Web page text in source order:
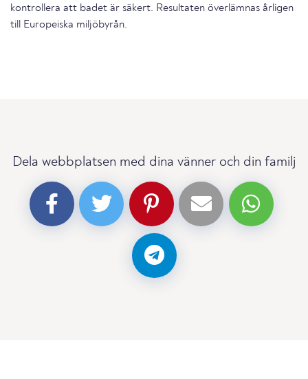
kontrollera att badet är säkert. Resultaten överlämnas årligen
till Europeiska miljöbyrån.
Dela webbplatsen med dina vänner och din familj